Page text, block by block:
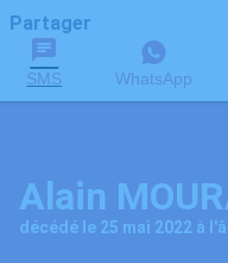
Partager
SMS WhatsApp
Alain
décédé le 25 mai 2022 à